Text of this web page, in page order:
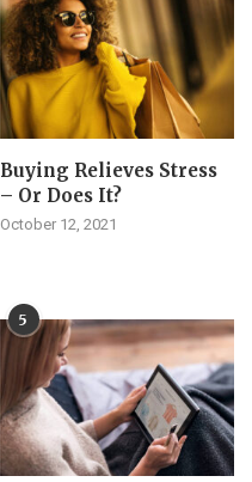
Buying Relieves Stress
– Or Does It?
October 12, 2021
5